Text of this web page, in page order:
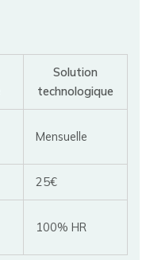
Solution
technologique
Mensuelle
25€
100% HR